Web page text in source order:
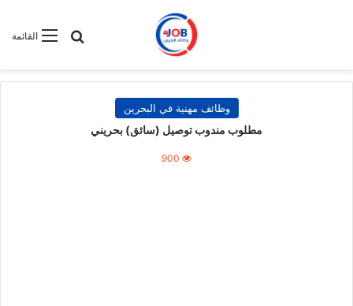
القائمةبحث عن
وظائف مهنية في البحرين
مطلوب مندوب توصيل (سائق) بحريني
900